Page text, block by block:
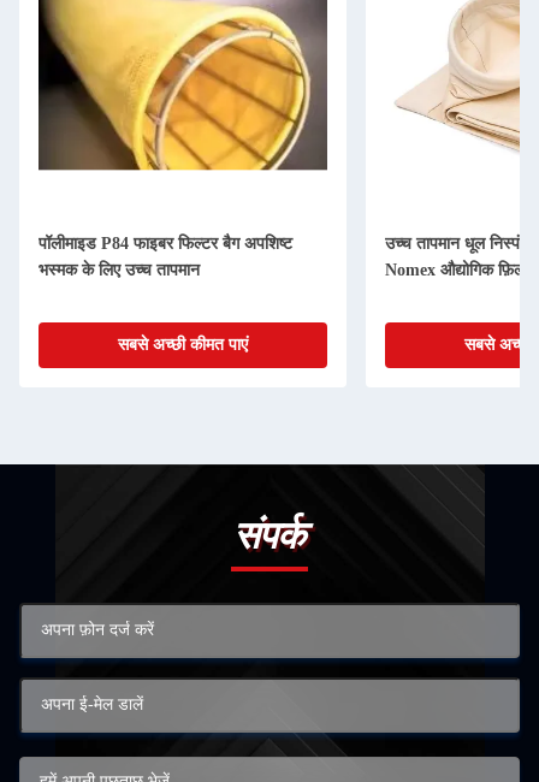
पॉलीमाइड P84 फाइबर फिल्टर बैग अपशिष्ट
भस्मक के लिए उच्च तापमान
सबसे अच्छी कीमत पाएं
उच्च तापमान धूल
Nomex औद्योगिक
सबसे अच्छी
संपर्क